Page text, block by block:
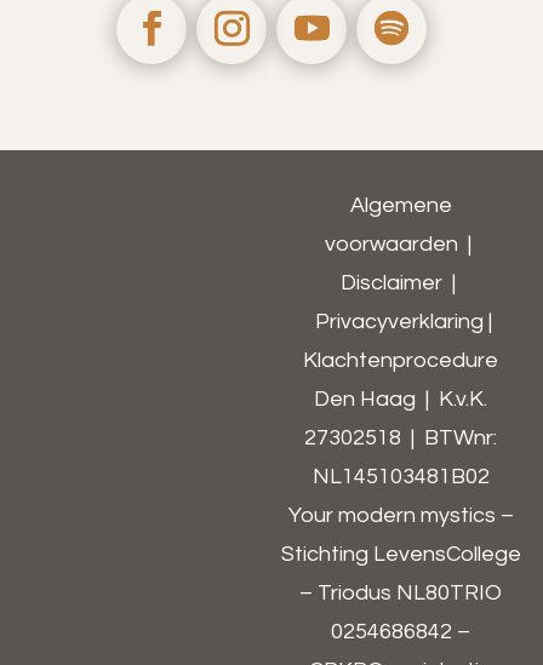
Algemene
voorwaarden |
Disclaimer |
Privacyverklaring |
Klachtenprocedure
Den Haag | K.v.K.
27302518 | BTWnr:
NL145103481B02​
Your modern mystics –
Stichting LevensCollege
– Triodus NL80TRIO
0254686842 –